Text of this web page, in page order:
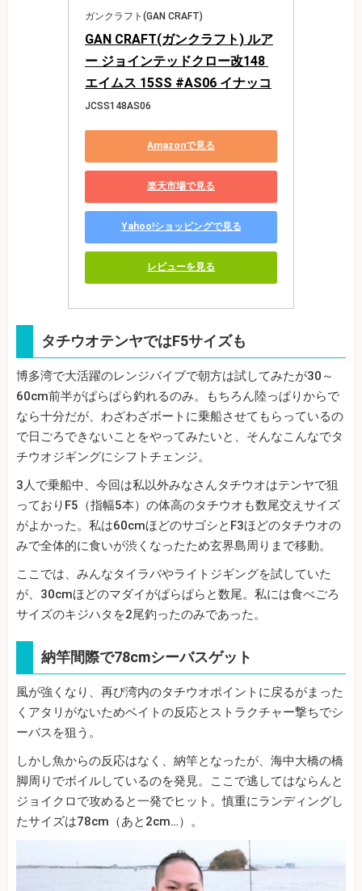
ガンクラフト(GAN CRAFT)
GAN CRAFT(ガンクラフト) ルア
ー ジョインテッドクロー改148
エイムス 15SS #AS06 イナッコ
JCSS148AS06
Amazonで見る
楽天市場で見る
Yahoo!ショッピングで見る
レビューを見る
タチウオテンヤではF5サイズも
博多湾で大活躍のレンジバイブで朝方は試してみたが30～
60cm前半がぱらぱら釣れるのみ。もちろん陸っぱりからで
なら十分だが、わざわざボートに乗船させてもらっているの
で日ごろできないことをやってみたいと、そんなこんなでタ
チウオジギングにシフトチェンジ。
3人で乗船中、今回は私以外みなさんタチウオはテンヤで狙
っておりF5（指幅5本）の体高のタチウオも数尾交えサイズ
がよかった。私は60cmほどのサゴシとF3ほどのタチウオの
みで全体的に食いが渋くなったため玄界島周りまで移動。
ここでは、みんなタイラバやライトジギングを試していた
が、30cmほどのマダイがぱらぱらと数尾。私には食べごろ
サイズのキジハタを2尾釣ったのみであった。
納竿間際で78cmシーバスゲット
風が強くなり、再び湾内のタチウオポイントに戻るがまった
くアタリがないためベイトの反応とストラクチャー撃ちでシ
ーバスを狙う。
しかし魚からの反応はなく、納竿となったが、海中大橋の橋
脚周りでボイルしているのを発見。ここで逃してはならんと
ジョイクロで攻めると一発でヒット。慎重にランディングし
たサイズは78cm（あと2cm…）。